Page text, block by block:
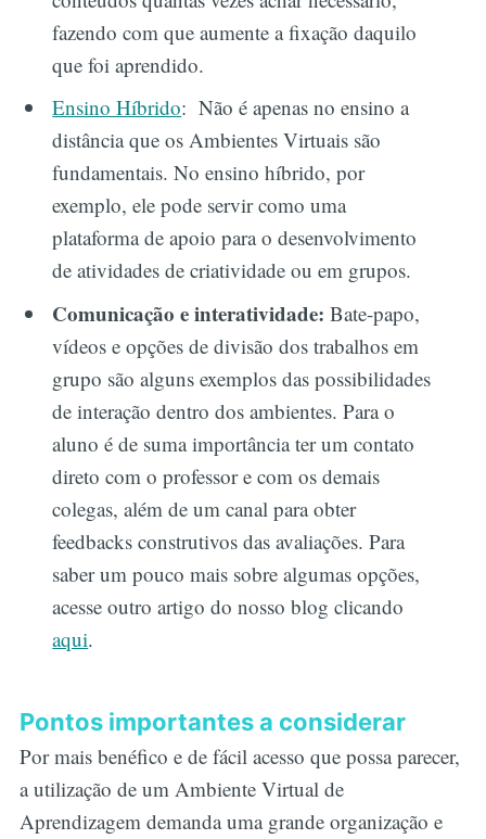
fazendo com que aumente a fixação daquilo
que foi aprendido.
Ensino Híbrido: Não é apenas no ensino a
distância que os Ambientes Virtuais são
fundamentais. No ensino híbrido, por
exemplo, ele pode servir como uma
plataforma de apoio para o desenvolvimento
de atividades de criatividade ou em grupos.
Comunicação e interatividade: Bate-papo,
vídeos e opções de divisão dos trabalhos em
grupo são alguns exemplos das possibilidades
de interação dentro dos ambientes. Para o
aluno é de suma importância ter um contato
direto com o professor e com os demais
colegas, além de um canal para obter
feedbacks construtivos das avaliações. Para
saber um pouco mais sobre algumas opções,
acesse outro artigo do nosso blog clicando
aqui.
Pontos importantes a considerar
Por mais benéfico e de fácil acesso que possa parecer,
a utilização de um Ambiente Virtual de
Aprendizagem demanda uma grande organização e